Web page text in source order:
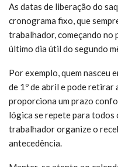
As datas de liberação do
cronograma fixo, que
trabalhador, começando no
último dia útil do segundo
Por exemplo, quem nasceu
de 1º de abril e pode retirar
proporciona um prazo
lógica se repete para todos
trabalhador organize o
antecedência.